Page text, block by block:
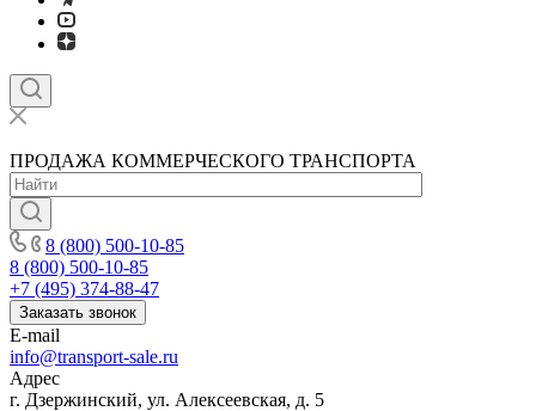
ПРОДАЖА КОММЕРЧЕСКОГО ТРАНСПОРТА
8 (800) 500-10-85
8 (800) 500-10-85
+7 (495) 374-88-47
Заказать звонок
E-mail
info@transport-sale.ru
Адрес
г. Дзержинский, ул. Алексеевская, д. 5